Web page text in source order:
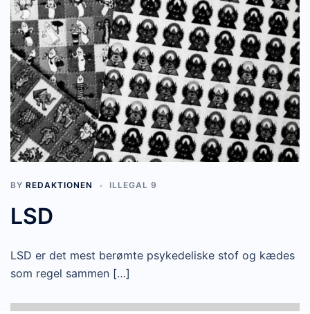
BY REDAKTIONEN ILLEGAL 9
LSD
LSD er det mest berømte psykedeliske stof og kædes
som regel sammen […]